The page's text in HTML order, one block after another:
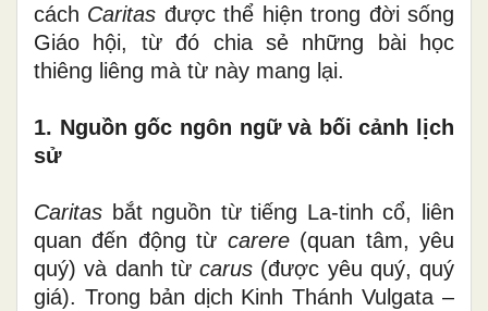
cách Caritas được thể hiện trong đời sống
Giáo hội, từ đó chia sẻ những bài học
thiêng liêng mà từ này mang lại.
1. Nguồn gốc ngôn ngữ và bối cảnh lịch
sử
Caritas bắt nguồn từ tiếng La-tinh cổ, liên
quan đến động từ carere(quan tâm, yêu
quý) và danh từ carus (được yêu quý, quý
giá). Trong bản dịch Kinh Thánh Vulgata –